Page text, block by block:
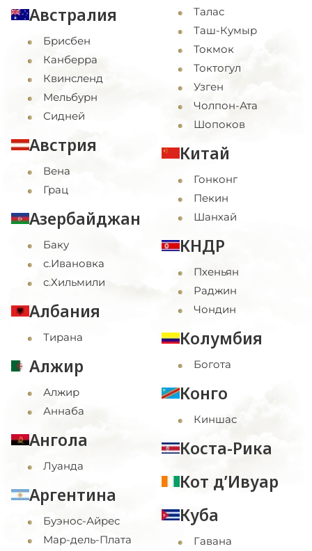
Австралия
Брисбен
Канберра
Квинсленд
Мельбурн
Сидней
Австрия
Вена
Грац
Азербайджан
Баку
с.Ивановка
с.Хильмили
Албания
Тирана
Алжир
Алжир
Аннаба
Ангола
Луанда
Аргентина
Буэнос-Айрес
Мар-дель-Плата
Талас
Таш-Кумыр
Токмок
Токтогул
Узген
Чолпон-Ата
Шопоков
Китай
Гонконг
Пекин
Шанхай
КНДР
Пхеньян
Раджин
Чондин
Колумбия
Богота
Конго
Киншас
Коста-Рика
Кот д’Ивуар
Куба
Гавана